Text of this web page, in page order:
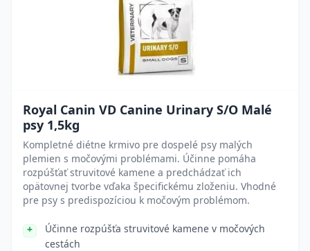
Royal Canin VD Canine Urinary S/O Malé
psy 1,5kg
Kompletné diétne krmivo pre dospelé psy malých
plemien s močovými problémami. Účinne pomáha
rozpúšťať struvitové kamene a predchádzať ich
opätovnej tvorbe vďaka špecifickému zloženiu. Vhodné
pre psy s predispozíciou k močovým problémom.
Účinne rozpúšťa struvitové kamene v močových
cestách